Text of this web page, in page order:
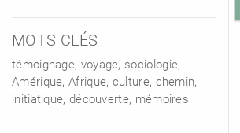
MOTS CLÉS
témoignage, voyage, sociologie,
Amérique, Afrique, culture, chemin,
initiatique, découverte, mémoires